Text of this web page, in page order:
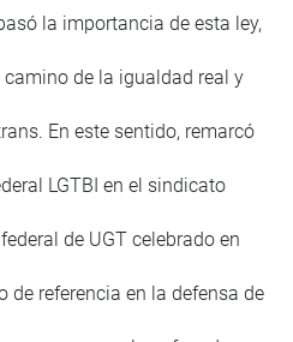
la importancia de esta ley,
de la igualdad real y
En este sentido, remarcó
LGTBI en el sindicato
de UGT celebrado en
de referencia en la defensa de